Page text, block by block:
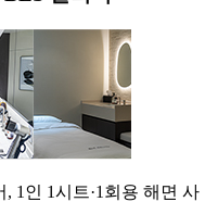
1인 1시트·1회용 해면 사